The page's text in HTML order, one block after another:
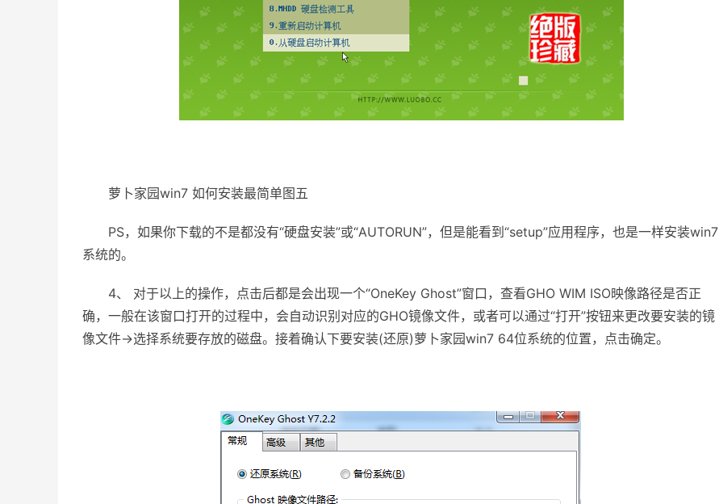
萝卜家园win7 如何安装最简单图五
PS，如果你下载的不是都没有“硬盘安装”或“AUTORUN”，但是能看到“setup”应用程序，也是一样安装win7
系统的。
4、 对于以上的操作，点击后都是会出现一个“OneKey Ghost”窗口，查看GHO WIM ISO映像路径是否正
确，一般在该窗口打开的过程中，会自动识别对应的GHO镜像文件，或者可以通过“打开”按钮来更改要安装的镜
像文件→选择系统要存放的磁盘。接着确认下要安装(还原)萝卜家园win7 64位系统的位置，点击确定。